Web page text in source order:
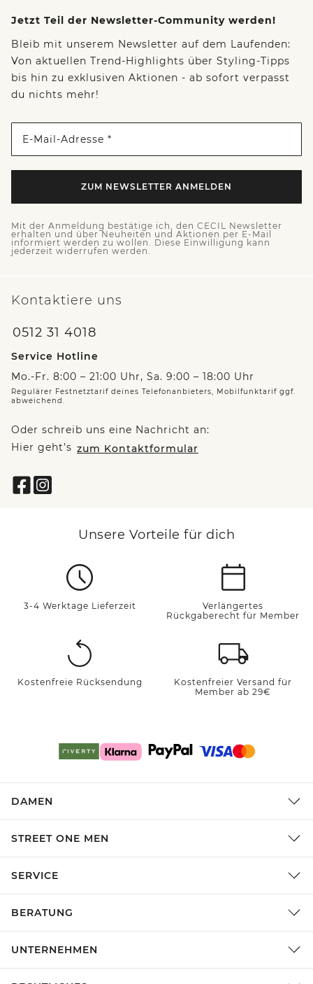
Jetzt Teil der Newsletter-Community werden!
Bleib mit unserem Newsletter auf dem Laufenden:
Von aktuellen Trend-Highlights über Styling-Tipps
bis hin zu exklusiven Aktionen - ab sofort verpasst
du nichts mehr!
E-Mail-Adresse *
ZUM NEWSLETTER ANMELDEN
Mit der Anmeldung bestätige ich, den CECIL Newsletter
erhalten und über Neuheiten und Aktionen per E-Mail
informiert werden zu wollen. Diese Einwilligung kann
jederzeit widerrufen werden.
Kontaktiere uns
0512 31 4018
Service Hotline
Mo.-Fr. 8:00 – 21:00 Uhr, Sa. 9:00 – 18:00 Uhr
Regulärer Festnetztarif deines Telefonanbieters, Mobilfunktarif ggf.
abweichend.
Oder schreib uns eine Nachricht an:
Hier geht’s zum Kontaktformular
Unsere Vorteile für dich
3-4 Werktage Lieferzeit
Verlängertes
Rückgaberecht für Member
Kostenfreie Rücksendung
Kostenfreier Versand für
Member ab 29€
DAMEN
STREET ONE MEN
SERVICE
BERATUNG
UNTERNEHMEN